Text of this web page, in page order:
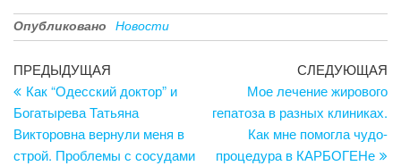
Опубликовано Новости
Навигация
по
записям
Предыдущая
запись
ПРЕДЫДУЩАЯ
Как “Одесский доктор” и
Богатырева Татьяна
Викторовна вернули меня в
строй. Проблемы с сосудами
СЛЕДУЮЩАЯ
Мое лечение жирового
гепатоза в разных клиниках.
Как мне помогла чудо-
процедура в КАРБОГЕНе